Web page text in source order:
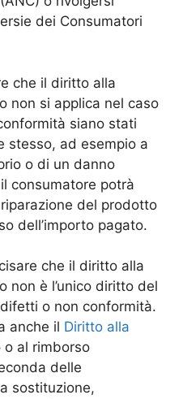
dei Consumatori
che il diritto alla
non si applica nel caso
siano stati
stesso, ad esempio a
o di un danno
consumatore potrà
del prodotto
dell’importo pagato.
che il diritto alla
non è l’unico diritto del
o non conformità.
anche il Diritto alla
al rimborso
delle
sostituzione,